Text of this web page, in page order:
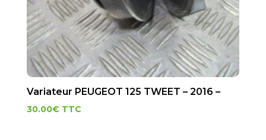
Variateur PEUGEOT 125 TWEET – 2016 –
30.00€ TTC